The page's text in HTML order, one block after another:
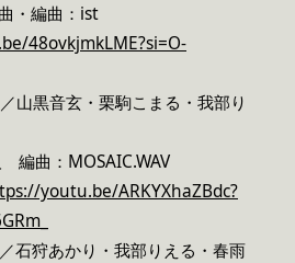
・編曲：ist
48ovkjmkLME?si=O-
山黒音玄・栗駒こまる・我部り
編曲：MOSAIC.WAV
youtu.be/ARKYXhaZBdc?
石狩あかり・我部りえる・春雨